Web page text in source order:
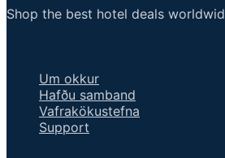
Shop the best hotel deals
Um okkur
Hafðu samband
Vafrakökustefna
Support